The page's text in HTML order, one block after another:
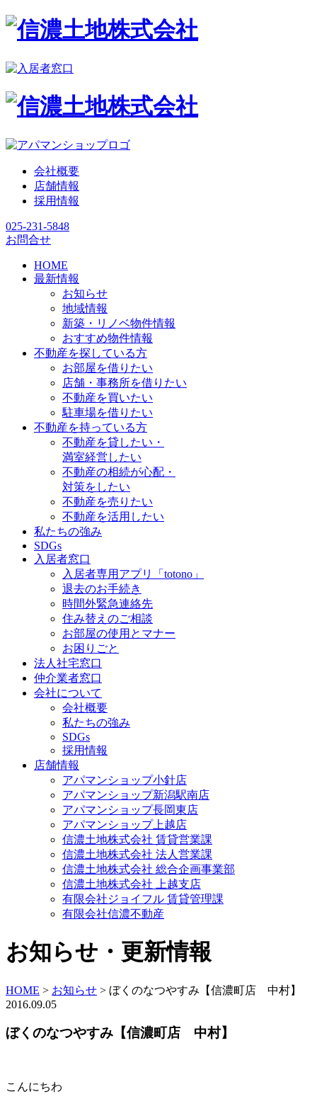
会社概要
店舗情報
採用情報
025-231-5848
お問合せ
HOME
最新情報
お知らせ
地域情報
新築・リノベ物件情報
おすすめ物件情報
不動産を探している方
お部屋を借りたい
店舗・事務所を借りたい
不動産を買いたい
駐車場を借りたい
不動産を持っている方
不動産を貸したい・
満室経営したい
不動産の相続が心配・
対策をしたい
不動産を売りたい
不動産を活用したい
私たちの強み
SDGs
入居者窓口
入居者専用アプリ「totono」
退去のお手続き
時間外緊急連絡先
住み替えのご相談
お部屋の使用とマナー
お困りごと
法人社宅窓口
仲介業者窓口
会社について
会社概要
私たちの強み
SDGs
採用情報
店舗情報
アパマンショップ小針店
アパマンショップ新潟駅南店
アパマンショップ長岡東店
アパマンショップ上越店
信濃土地株式会社 賃貸営業課
信濃土地株式会社 法人営業課
信濃土地株式会社 総合企画事業部
信濃土地株式会社 上越支店
有限会社ジョイフル 賃貸管理課
有限会社信濃不動産
お知らせ・更新情報
HOME > お知らせ > ぼくのなつやすみ【信濃町店 中村】
2016.09.05
ぼくのなつやすみ【信濃町店 中村】
こんにちわ